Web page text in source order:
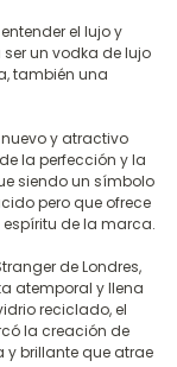
el lujo y
un vodka de lujo
también una
y atractivo
la perfección y la
siendo un símbolo
pero que ofrece
de la marca.
de Londres,
atemporal y llena
reciclado, el
la creación de
y brillante que atrae